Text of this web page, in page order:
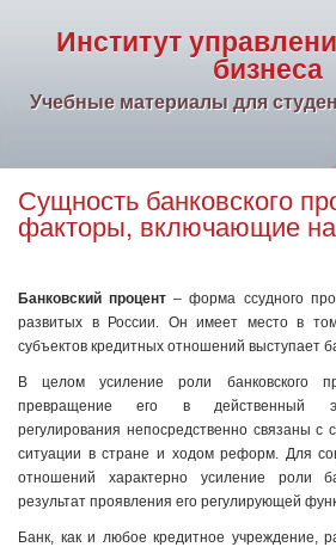
Институт
бизнеса
Учебные материалы для
Сущность банковского
факторы, включающие на
Банковский процент – форма ссудного
развитых в России. Он имеет место в
субъектов кредитных отношений выступает
В целом усиление роли банковского
превращение его в действенный
регулирования непосредственно связаны с
ситуации в стране и ходом реформ. Для
отношений характерно усиление роли
результат проявления его регулирующей
Банк, как и любое кредитное учреждение,